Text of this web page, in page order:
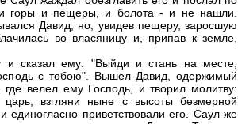
горы и пещеры, и болота - и не нашли.
Давид, но, увидев пещеру, заросшую
во власяницу и, припав к земле,
и сказал ему: "Выйди и стань на месте,
с тобою". Вышел Давид, одержимый
велел ему Господь, и творил молитву:
взгляни ныне с высоты безмерной
приветствовали его. Саул же